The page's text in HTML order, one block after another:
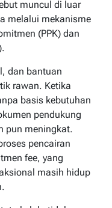
muncul di luar
melalui mekanisme
(PPK) dan
dan bantuan
rawan. Ketika
basis kebutuhan
pendukung
pun meningkat.
pencairan
fee, yang
masih hidup